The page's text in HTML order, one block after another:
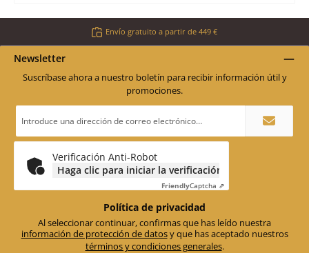
Envío gratuito a partir de 449 €
Newsletter
Suscríbase ahora a nuestro boletín para recibir información útil y
promociones.
de
correo
electrónico
Verificación Anti-Robot
Haga clic para iniciar la verificación
FriendlyCaptcha ⇗
Política de privacidad
información de protección de datos
y que has aceptado nuestros
términos y condiciones generales.